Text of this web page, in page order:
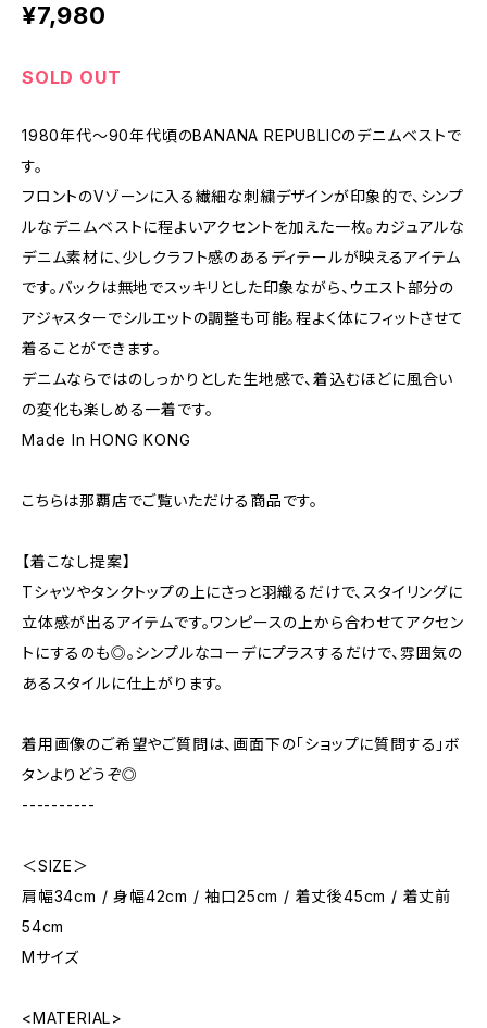
¥7,980
SOLD OUT
1980年代〜90年代頃のBANANA REPUBLICのデニムベストで
す。
フロントのVゾーンに入る繊細な刺繍デザインが印象的で、シンプ
ルなデニムベストに程よいアクセントを加えた一枚。カジュアルな
デニム素材に、少しクラフト感のあるディテールが映えるアイテム
です。バックは無地でスッキリとした印象ながら、ウエスト部分の
アジャスターでシルエットの調整も可能。程よく体にフィットさせて
着ることができます。
デニムならではのしっかりとした生地感で、着込むほどに風合い
の変化も楽しめる一着です。
Made In HONG KONG
こちらは那覇店でご覧いただける商品です。
【着こなし提案】
Tシャツやタンクトップの上にさっと羽織るだけで、スタイリングに
立体感が出るアイテムです。ワンピースの上から合わせてアクセン
トにするのも◎。シンプルなコーデにプラスするだけで、雰囲気の
あるスタイルに仕上がります。
着用画像のご希望やご質問は、画面下の「ショップに質問する」ボ
タンよりどうぞ◎
----------
＜SIZE＞
肩幅34cm / 身幅42cm / 袖口25cm / 着丈後45cm / 着丈前
54cm
Mサイズ
<MATERIAL>